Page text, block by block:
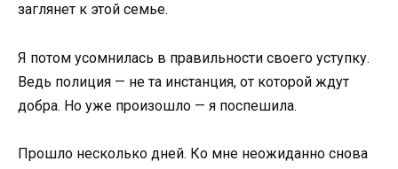
заглянет к этой семье.
Я потом усомнилась в правильности своего уступку.
Ведь полиция — не та инстанция, от которой ждут
добра. Но уже произошло — я поспешила.
Прошло несколько дней. Ко мне неожиданно снова